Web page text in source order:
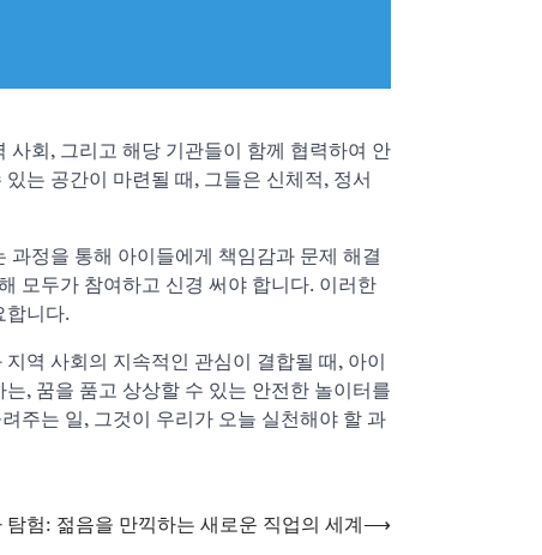
회, 그리고 해당 기관들이 함께 협력하여 안
는 공간이 마련될 때, 그들은 신체적, 정서
정을 통해 아이들에게 책임감과 문제 해결
모두가 참여하고 신경 써야 합니다. 이러한
합니다.
역 사회의 지속적인 관심이 결합될 때, 아이
, 꿈을 품고 상상할 수 있는 안전한 놀이터를
주는 일, 그것이 우리가 오늘 실천해야 할 과
탐험: 젊음을 만끽하는 새로운 직업의 세계 ⟶